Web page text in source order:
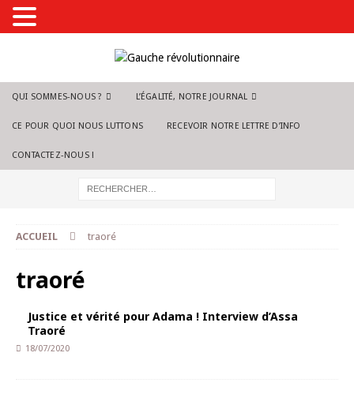
QUI SOMMES-NOUS ? L’ÉGALITÉ, NOTRE JOURNAL
CE POUR QUOI NOUS LUTTONS RECEVOIR NOTRE LETTRE D’INFO
CONTACTEZ-NOUS !
ACCUEIL traoré
traoré
Justice et vérité pour Adama ! Interview d’Assa
Traoré
18/07/2020